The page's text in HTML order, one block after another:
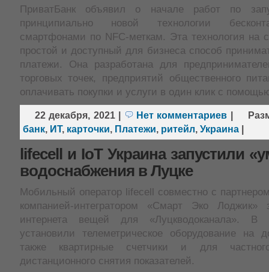
ПриватБанк объявил о начале работ по
принципиально новой технологии
смартфонами по NFC-меткам. Эта технология на
простой и доступный для бизнеса способ
платежи. Она разработана для
торговых точек, предприятий общественного
оплачивать покупки и услуги в один клик с
22 декабря, 2021| Нет комментариев
банк, ИТ, карточки, Платежи, ритейл, Украина|
lifecell и IoT Украина запустили
водоснабжения в Луцке
Мобильный оператор lifecell совместно с
компанией-интегратором «Смарт Эко Лоджик»
интернета вещей для «Луцкводоканала». В
установили телеметрическое оборудование на
также квартирные счетчики и для
дистанционного снятия показателей.